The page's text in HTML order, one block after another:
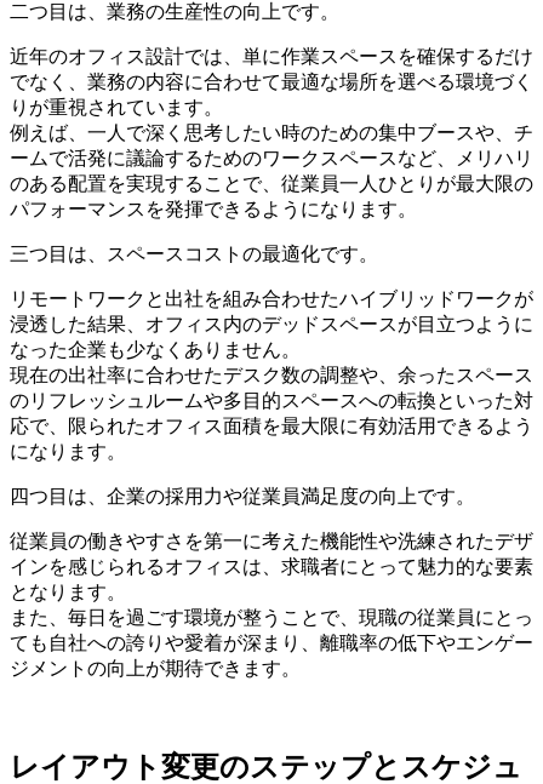
二つ目は、業務の生産性の向上です。
近年のオフィス設計では、単に作業スペースを確保するだけ
でなく、業務の内容に合わせて最適な場所を選べる環境づく
りが重視されています。
例えば、一人で深く思考したい時のための集中ブースや、チ
ームで活発に議論するためのワークスペースなど、メリハリ
のある配置を実現することで、従業員一人ひとりが最大限の
パフォーマンスを発揮できるようになります。
三つ目は、スペースコストの最適化です。
リモートワークと出社を組み合わせたハイブリッドワークが
浸透した結果、オフィス内のデッドスペースが目立つように
なった企業も少なくありません。
現在の出社率に合わせたデスク数の調整や、余ったスペース
のリフレッシュルームや多目的スペースへの転換といった対
応で、限られたオフィス面積を最大限に有効活用できるよう
になります。
四つ目は、企業の採用力や従業員満足 度の向上です。
従業員の働きやすさを第一に考えた機能性や洗練されたデザ
インを感じられるオフィスは、求職者にとって魅力的な要素
となります。
また、毎日を過ごす環境が整うことで、現職の従業員にとっ
ても自社への誇りや愛着が深まり、離職率の低下やエンゲー
ジメントの向上が期待できます。
レイアウト変更のステップとスケジュ